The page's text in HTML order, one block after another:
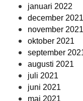
januari 2022
december 2021
november 2021
oktober 2021
september
augusti 2021
juli 2021
juni 2021
maj 2021